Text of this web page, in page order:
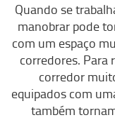
Quando se
manobrar pode
com um espaço
corredores. Para
corredor
equipados com
também